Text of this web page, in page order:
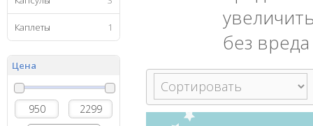
Каплеты 1
Цена
без